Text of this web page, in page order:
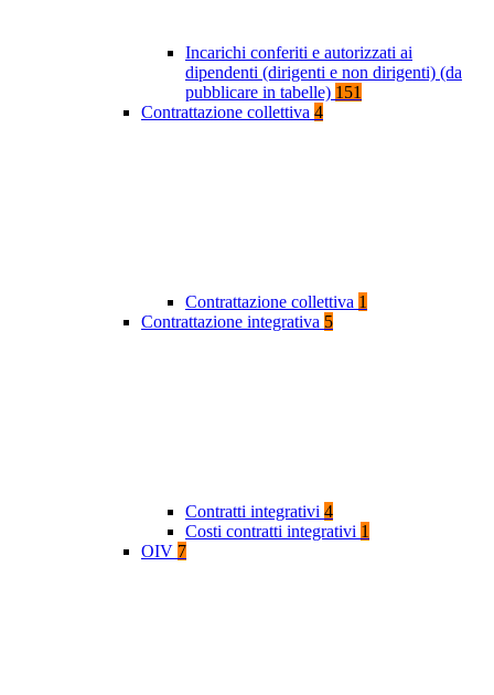
Incarichi conferiti e autorizzati ai
dipendenti (dirigenti e non dirigenti) (da
pubblicare in tabelle) 151
Contrattazione collettiva 4
Contrattazione collettiva 1
Contrattazione integrativa 5
Contratti integrativi 4
Costi contratti integrativi 1
OIV 7